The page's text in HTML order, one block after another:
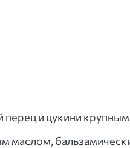
перец и цукини
маслом,